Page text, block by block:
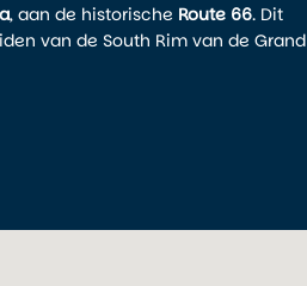
, aan de historische Route 66. Dit
van de South Rim van de Grand
als voor gasten die